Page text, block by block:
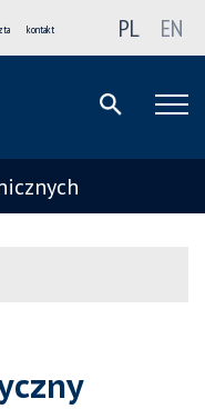
kontakt PL EN